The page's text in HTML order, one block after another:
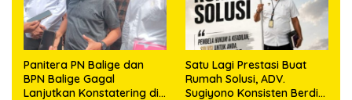
Panitera PN Balige dan
BPN Balige Gagal
Lanjutkan Konstatering di
Satu Lagi Prestasi Buat
Rumah Solusi, ADV.
Sugiyono Konsisten Berdiri